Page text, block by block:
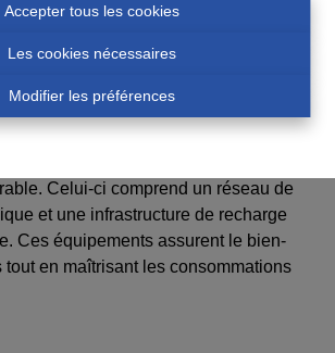
Accepter tous les cookies
Les cookies nécessaires
Modifier les préférences
par son environnement calme et
logement dispose de son propre
à proximité, garantissant
à tous les résidents.
Celui-ci comprend un réseau de
et une infrastructure de recharge
Ces équipements assurent le bien-
tout en maîtrisant les consommations